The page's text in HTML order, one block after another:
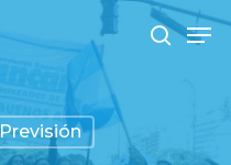
search
Previsión